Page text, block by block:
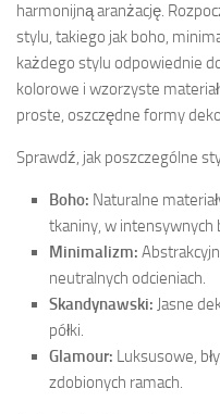
harmonijną aranżację.
stylu, takiego jak boho,
każdego stylu odpowiednie
kolorowe i wzorzyste
proste, oszczędne formy
Sprawdź, jak poszczególne
Boho: Naturalne
tkaniny, w intensywnych
Minimalizm:
neutralnych odcieniach.
Skandynawski: Jasne
półki.
Glamour: Luksusowe,
zdobionych ramach.